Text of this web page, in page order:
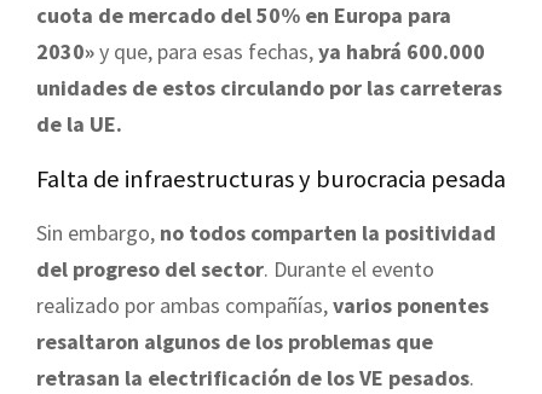
cuota de mercado del 50% en Europa para
2030»y que, para esas fechas,ya habrá 600.000
unidades de estos circulando por las carreteras
de la UE.
Falta de infraestructuras y burocracia pesada
Sin embargo, no todos comparten la positividad
del progreso del sector. Durante el evento
realizado por ambas compañías,varios ponentes
resaltaron algunos de los problemas que
retrasan la electrificación de los VE pesados.